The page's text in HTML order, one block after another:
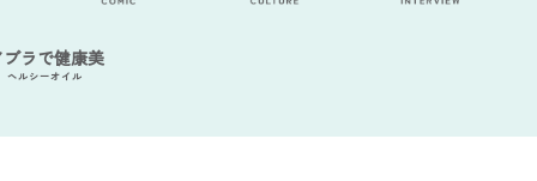
ラで健康美
ヘルシーオイル